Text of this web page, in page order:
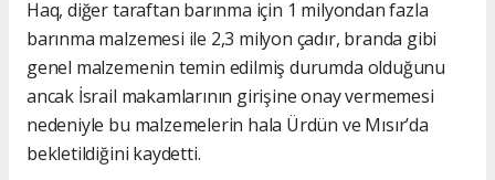
Haq, diğer taraftan barınma için 1 milyondan fazla
barınma malzemesi ile 2,3 milyon çadır, branda gibi
genel malzemenin temin edilmiş durumda olduğunu
ancak İsrail makamlarının girişine onay vermemesi
nedeniyle bu malzemelerin hala Ürdün ve Mısır’da
bekletildiğini kaydetti.